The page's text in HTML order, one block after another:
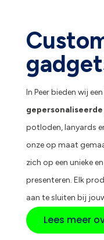
In Peer bieden wij
potloden, lanyards
onze op maat
zich op een unieke
presenteren. Elk
aan te sluiten bij
Lees meer